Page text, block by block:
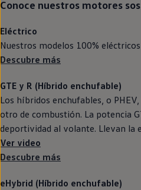
Conoce nuestros motores
Eléctrico
Nuestros modelos 100% eléctricos
Descubre más
GTE y R (Híbrido enchufable)
Los híbridos enchufables, o
otro de combustión. La potencia
deportividad al volante. Llevan la
Ver video
Descubre más
eHybrid (Híbrido enchufable)